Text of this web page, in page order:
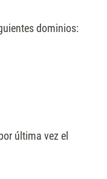
dominios:
última vez el